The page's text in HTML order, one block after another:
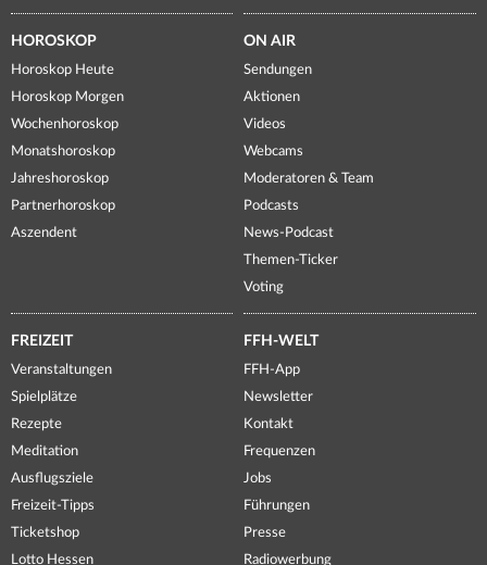
HOROSKOP
Horoskop Heute
Horoskop Morgen
Wochenhoroskop
Monatshoroskop
Jahreshoroskop
Partnerhoroskop
Aszendent
ON AIR
Sendungen
Aktionen
Videos
Webcams
Moderatoren & Team
Podcasts
News-Podcast
Themen-Ticker
Voting
FREIZEIT
Veranstaltungen
Spielplätze
Rezepte
Meditation
Ausflugsziele
Freizeit-Tipps
Ticketshop
Lotto Hessen
FFH-WELT
FFH-App
Newsletter
Kontakt
Frequenzen
Jobs
Führungen
Presse
Radiowerbung